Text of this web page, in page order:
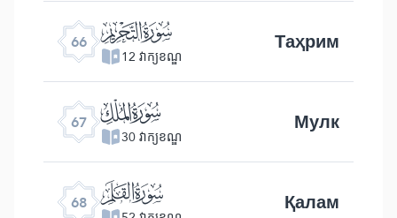
66 ﯯ
12 វាក្យខណ្ឌ Таҳрим
67 ﯰ
30 វាក្យខណ្ឌ Мулк
68 ﯱ Қалам